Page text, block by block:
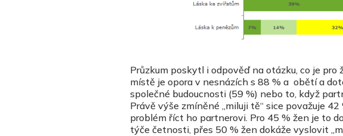
Zdroj: ŽENY s.r.o. a
Průzkum poskytl i odpověď na otázku, co je
místě je opora v nesnázích s 88 % a obětí a
společné budoucnosti (59 %) nebo to, když
Právě výše zmíněné „miluji tě“ sice považuje
problém říct ho partnerovi. Pro 45 % žen je to
týče četnosti, přes 50 % žen dokáže vyslovit